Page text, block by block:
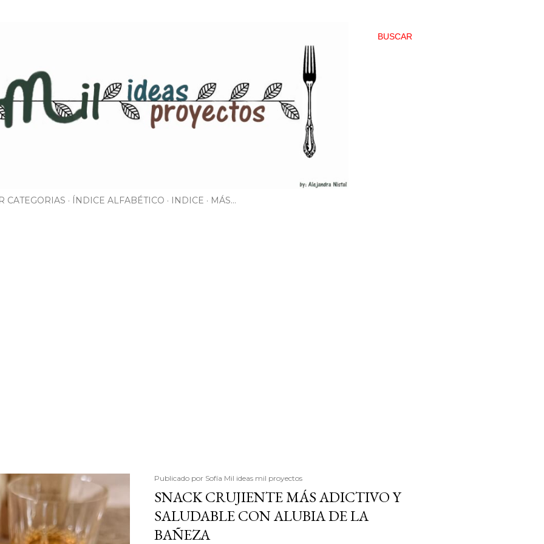
BUSCAR
CATEGORIAS ÍNDICE ALFABÉTICO INDICE MÁS…
Publicado por Sofía Mil ideas mil proyectos
SNACK CRUJIENTE MÁS ADICTIVO Y
SALUDABLE CON ALUBIA DE LA
BAÑEZA